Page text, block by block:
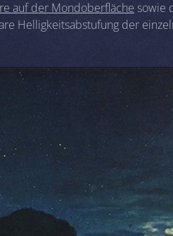
auf der Mondoberfläche sowie
Helligkeitsabstufung der